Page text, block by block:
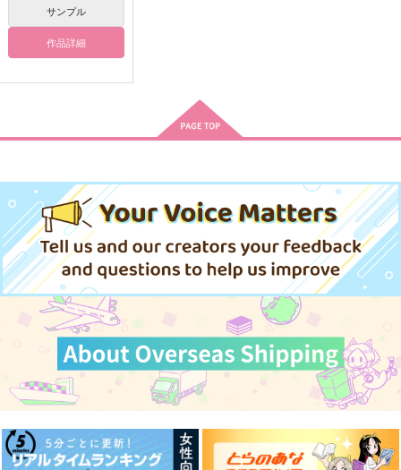
600円（税込）
神宮寺寂雷×飴村乱数
サンプル
作品詳細
LINK WINK
629円（税込）
神宮寺寂雷×飴村乱数
作品詳細
715円（税込）
神宮寺寂雷×飴村乱数
サンプル
作品詳細
サンプル
作品詳細